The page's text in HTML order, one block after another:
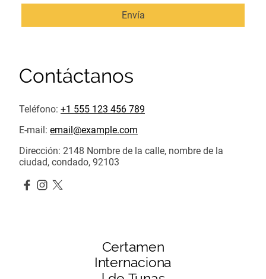
Envía
Contáctanos
Teléfono: +1 555 123 456 789
E-mail: email@example.com
Dirección: 2148 Nombre de la calle, nombre de la
ciudad, condado, 92103
Certamen
Internaciona